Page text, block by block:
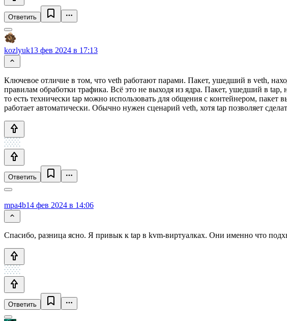
Ответить
kozlyuk13 фев 2024 в 17:13
Ключевое отличие в том, что veth работают парами. Пакет, ушедший в veth,
правилам обработки трафика. Всё это не выходя из ядра. Пакет, ушедший в
то есть технически tap можно использовать для общения с контейнером, пакет
работает автоматически. Обычно нужен сценарий veth, хотя tap позволяет
Ответить
mpa4b14 фев 2024 в 14:06
Спасибо, разница ясно. Я привык к tap в kvm-виртуалках. Они именно что
Ответить